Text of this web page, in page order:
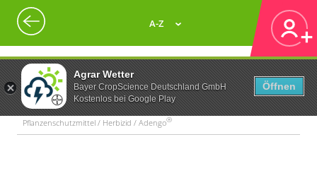
Agrar Wetter
Bayer CropScience Deutschland GmbH
Kostenlos bei Google Play
Öffnen
A-Z
Pflanzenschutzmittel / Herbizid / Adengo®